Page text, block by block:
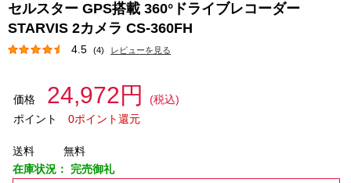
セルスター GPS搭載 360°ドライブレコーダー
STARVIS 2カメラ CS-360FH
4.5 (4) レビューを見る
価格 24,972円
(税込)
ポイント
0ポイント還元
送料
無料
在庫状況： 完売御礼